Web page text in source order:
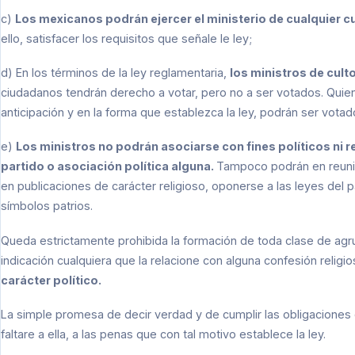
c) Los mexicanos podrán ejercer el ministerio de cualquier
ello, satisfacer los requisitos que señale le ley;
d) En los términos de la ley reglamentaria, los ministros de
ciudadanos tendrán derecho a votar, pero no a ser votados.
anticipación y en la forma que establezca la ley, podrán ser
e) Los ministros no podrán asociarse con fines políticos ni
partido o asociación política alguna. Tampoco podrán en
en publicaciones de carácter religioso, oponerse a las leyes del
símbolos patrios.
Queda estrictamente prohibida la formación de toda clase de
indicación cualquiera que la relacione con alguna confesión
carácter político.
La simple promesa de decir verdad y de cumplir las
faltare a ella, a las penas que con tal motivo establece la ley.